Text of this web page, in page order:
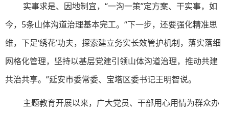
实事求是、因地制宜，“一沟一策”定方案、干实事，如
今，5条山体沟道治理基本完工。“下一步，还要强化精准思
维，下足‘绣花’功夫，探索建立务实长效管护机制，落实落细
网格化管理，坚持以基层党建引领山体沟道治理，推动共建
共治共享。”延安市委常委、宝塔区委书记王明智说。
主题教育开展以来，广大党员、干部用心用情为群众办